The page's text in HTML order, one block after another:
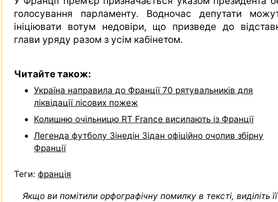
голосування парламенту. Водночас депутати
ініціювати вотум недовіри, що призведе до
глави уряду разом з усім кабінетом.
Читайте також:
Україна направила до Франції 70 рятувальників для
ліквідації лісових пожеж
Колишню очільницю RT France висилають із Франції
Легенда футболу Зінедін Зідан офіційно очолив збірну
Франції
Теги: франція
Якщо ви помітили орфографічну помилку в тексті, виділіть її